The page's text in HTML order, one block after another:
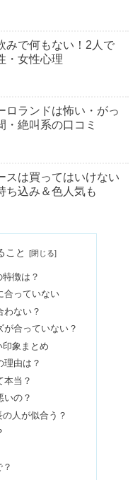
みで何もない！2人で
・女性心理
ロランドは怖い・がっ
・絶叫系の口コミ
スは買ってはいけない
ち込み＆色人気も
た
はやばい？インストラ
由【料金】
た結果は？効果やデメ
使い方も調査
おばさん&40代は痛
れる範囲を調査
こと
徴は？
合っていない
わない？
が合っていない？
印象まとめ
理由は？
本当？
いの？
人が似合う？